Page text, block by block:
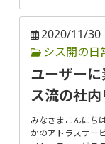
2020/11/30
シス開の日
ユーザー
ス流の社
みなさまこんにち
かのアトラスサー